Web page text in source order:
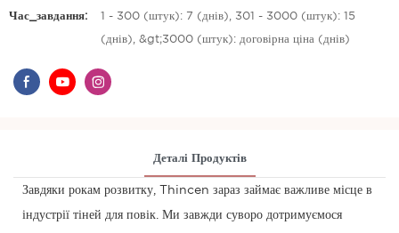
Час_завдання: 1 - 300 (штук): 7 (днів), 301 - 3000 (штук): 15
(днів), &gt;3000 (штук): договірна ціна (днів)
Деталі Продуктів
Завдяки рокам розвитку, Thincen зараз займає важливе місце в
індустрії тіней для повік. Ми завжди суворо дотримуємося